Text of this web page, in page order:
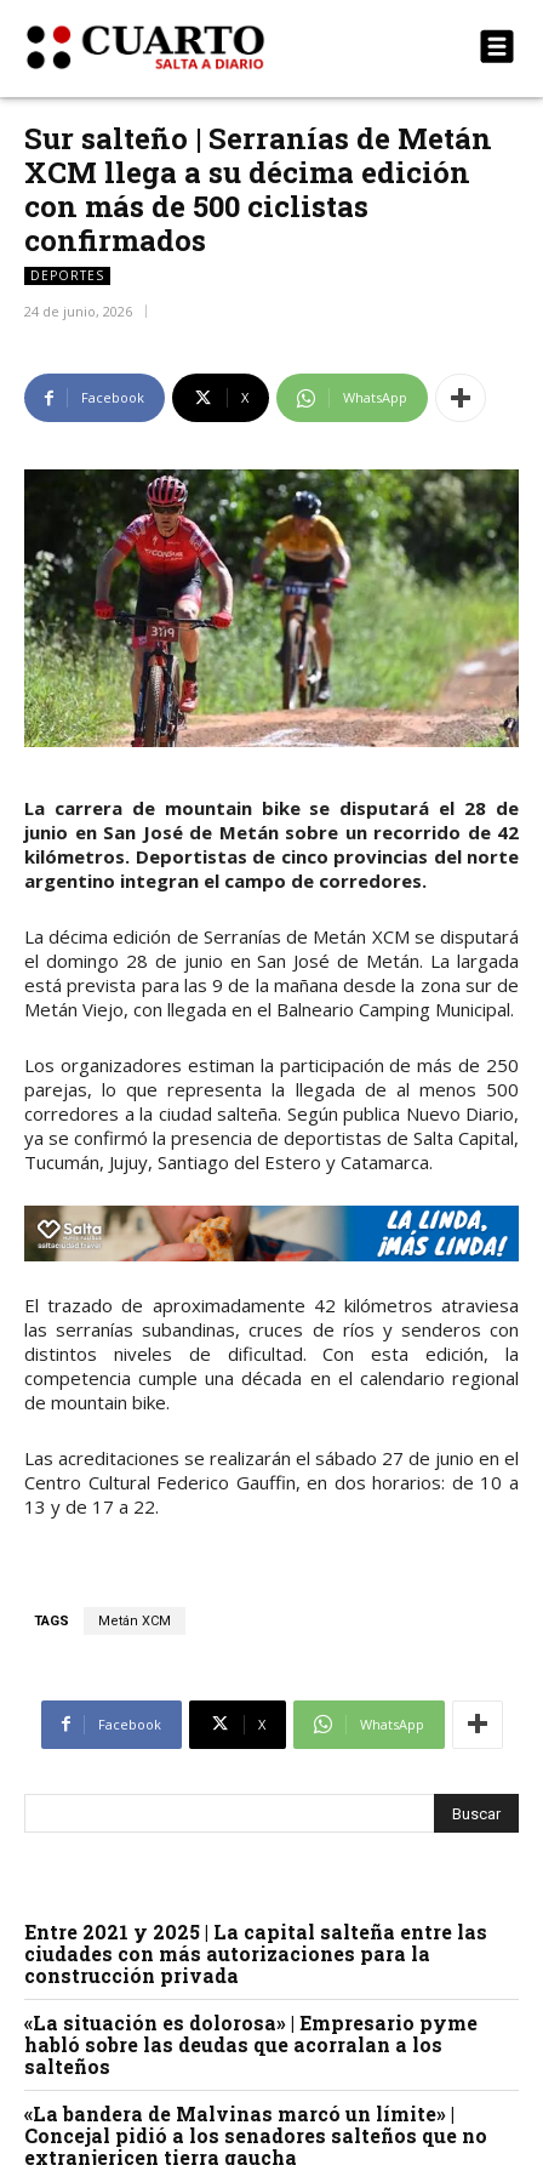
Sur salteño | Serranías de Metán
XCM llega a su décima edición
con más de 500 ciclistas
confirmados
DEPORTES
24 de junio, 2026
Facebook X WhatsApp
La carrera de mountain bike se disputará el 28 de
junio en San José de Metán sobre un recorrido de 42
kilómetros. Deportistas de cinco provincias del norte
argentino integran el campo de corredores.
La décima edición de Serranías de Metán XCM se disputará
el domingo 28 de junio en San José de Metán. La largada
está prevista para las 9 de la mañana desde la zona sur de
Metán Viejo, con llegada en el Balneario Camping Municipal.
Los organizadores estiman la participación de más de 250
parejas, lo que representa la llegada de al menos 500
corredores a la ciudad salteña. Según publica Nuevo Diario,
ya se confirmó la presencia de deportistas de Salta Capital,
Tucumán, Jujuy, Santiago del Estero y Catamarca.
El trazado de aproximadamente 42 kilómetros atraviesa
las serranías subandinas, cruces de ríos y senderos con
distintos niveles de dificultad. Con esta edición, la
competencia cumple una década en el calendario regional
de mountain bike.
Las acreditaciones se realizarán el sábado 27 de junio en el
Centro Cultural Federico Gauffin, en dos horarios: de 10 a
13 y de 17 a 22.
TAGS Metán XCM
Facebook X WhatsApp
Entre 2021 y 2025 | La capital salteña entre las
ciudades con más autorizaciones para la
construcción privada
«La situación es dolorosa» | Empresario pyme
habló sobre las deudas que acorralan a los
salteños
«La bandera de Malvinas marcó un límite» |
Concejal pidió a los senadores salteños que no
extranjericen tierra gaucha